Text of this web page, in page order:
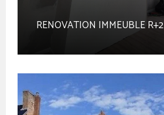
RENOVATION IMMEUBLE R+2